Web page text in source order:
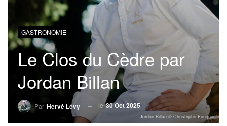
GASTRONOMIE
Le Clos du Cèdre par
Jordan Billan
Par Hervé Lévy le 30 Oct 2025
Jordan Billan © Christophe Fouquin